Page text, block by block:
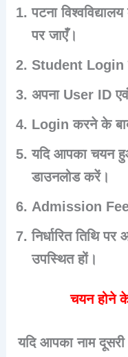
पटना
पर जाएँ।
Student Login
अपना User ID
Login करने के
यदि आपका चयन
डाउनलोड करें।
Admission
निर्धारित तिथि
उपस्थित हों।
चयन होने के
यदि आपका नाम दूसरी